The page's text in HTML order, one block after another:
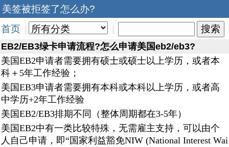
美签被拒签了怎么办?
首页
EB2/EB3绿卡申请流程?怎么申请美国eb2/eb3?
美国EB2申请者需要拥有硕士或硕士以上学历，或者本
科＋5年工作经验；
美国EB3申请者需要拥有本科或本科以上学历，或者高
中学历+2年工作经验
美国EB2/EB3排期不同（整体周期都在3-5年）
美国EB2中有一类比较特殊，无需雇主支持，可以由个
人自己申请，即“国家利益豁免NIW (National Interest Wai